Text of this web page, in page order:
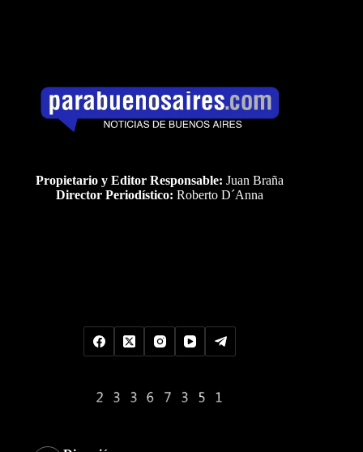
Propietario y Editor Responsable: Juan Braña
Director Periodístico: Roberto D´Anna